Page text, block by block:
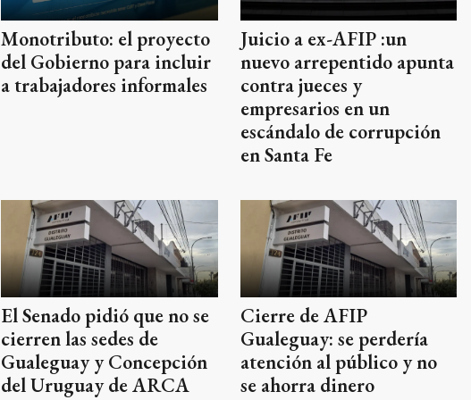
Monotributo: el proyecto
del Gobierno para incluir
a trabajadores informales
Juicio a ex-AFIP :un
nuevo arrepentido apunta
contra jueces y
empresarios en un
escándalo de corrupción
en Santa Fe
El Senado pidió que no se
cierren las sedes de
Gualeguay y Concepción
del Uruguay de ARCA
Cierre de AFIP
Gualeguay: se perdería
atención al público y no
se ahorra dinero